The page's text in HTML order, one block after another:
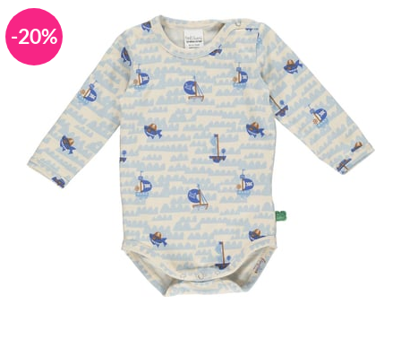
-20%